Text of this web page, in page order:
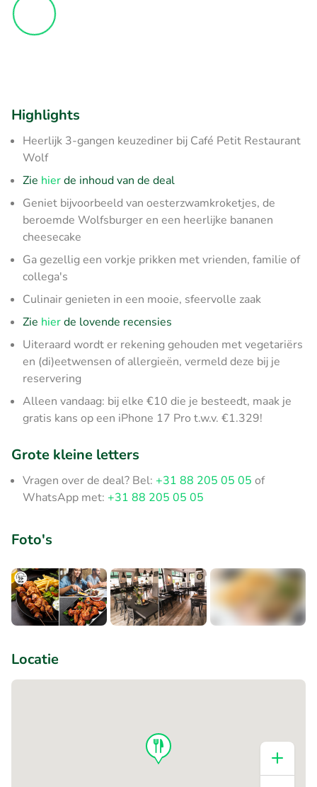
Highlights
Heerlijk 3-gangen keuzediner bij Café Petit Restaurant
Wolf
Zie hierde inhoud van de deal
Geniet bijvoorbeeld van oesterzwamkroketjes, de
beroemde Wolfsburger en een heerlijke bananen
cheesecake
Ga gezellig een vorkje prikken met vrienden, familie of
collega's
Culinair genieten in een mooie, sfeervolle zaak
Zie hierde lovende recensies
Uiteraard wordt er rekening gehouden met vegetariërs
en (di)eetwensen of allergieën, vermeld deze bij je
reservering
Alleen vandaag: bij elke €10 die je besteedt, maak je
gratis kans op een iPhone 17 Pro t.w.v. €1.329!
Grote kleine letters
Vragen over de deal? Bel: +31 88 205 05 05 of
WhatsApp met: +31 88 205 05 05
Foto's
Locatie